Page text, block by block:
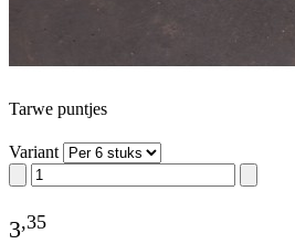
Tarwe puntjes
Variant
3,35